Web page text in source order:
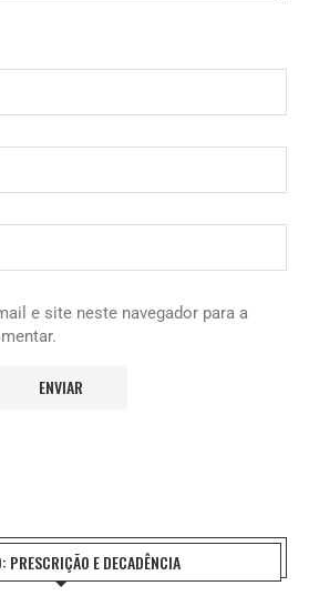
e site neste navegador para a
PRESCRIÇÃO E DECADÊNCIA